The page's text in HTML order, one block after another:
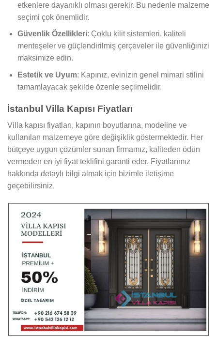
etkenlere dayanıklı olması gerekir. Bu nedenle malzeme
seçimi çok önemlidir.
Güvenlik Özellikleri: Çoklu kilit sistemleri, kaliteli
menteşeler ve güçlendirilmiş çerçeveler ile güvenliğinizi
maksimize edin.
Estetik ve Uyum: Kapınız, evinizin genel mimari stilini
tamamlayacak şekilde özenle seçilmelidir.
İstanbul Villa Kapısı Fiyatları
Villa kapısı fiyatları, kapının boyutlarına, modeline ve
kullanılan malzemeye göre değişiklik göstermektedir. Her
bütçeye uygun çözümler sunan firmamız, kaliteden ödün
vermeden en iyi fiyat teklifini garanti eder. Fiyatlarımız
hakkında detaylı bilgi almak için bizimle iletişime
geçebilirsiniz.